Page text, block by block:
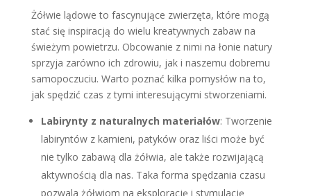
Żółwie lądowe to fascynujące zwierzęta, które mogą
stać się inspiracją do wielu kreatywnych zabaw na
świeżym powietrzu. Obcowanie z nimi na łonie natury
sprzyja zarówno ich zdrowiu, jak i naszemu dobremu
samopoczuciu. Warto poznać kilka pomysłów na to,
jak spędzić czas z tymi interesującymi stworzeniami.
Labirynty z naturalnych materiałów: Tworzenie
labiryntów z kamieni, patyków oraz liści może być
nie tylko zabawą dla żółwia, ale także rozwijającą
aktywnością dla nas. Taka forma spędzania czasu
pozwala żółwiom na eksplorację i stymulację